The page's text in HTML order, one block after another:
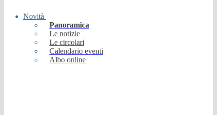
Novità
Panoramica
Le notizie
Le circolari
Calendario eventi
Albo online